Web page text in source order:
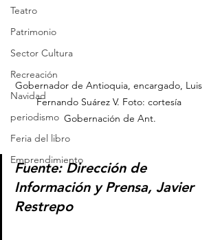
Teatro
Patrimonio
Sector Cultura
Recreación
Navidad
periodismo
Feria del libro
Emprendimiento
Gobernador de Antioquia, encargado, Luis
Fernando Suárez V. Foto: cortesía
Gobernación de Ant.
Fuente: Dirección de
Información y Prensa, Javier
Restrepo